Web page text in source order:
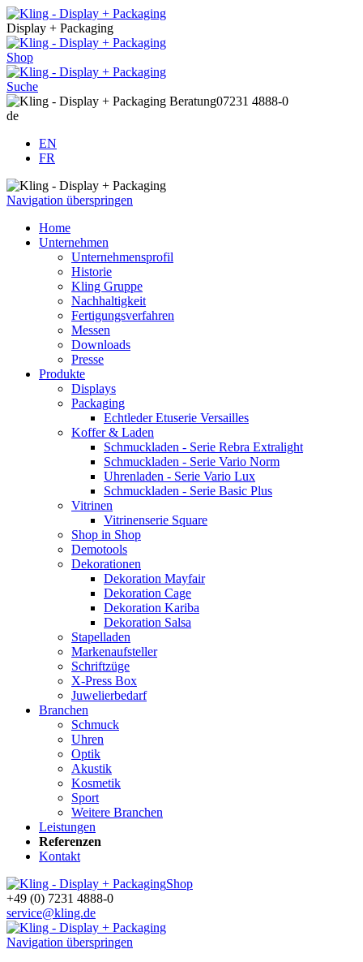
Display + Packaging
Shop
Suche
Beratung07231 4888-0
de
EN
FR
Navigation überspringen
Home
Unternehmen
Unternehmensprofil
Historie
Kling Gruppe
Nachhaltigkeit
Fertigungsverfahren
Messen
Downloads
Presse
Produkte
Displays
Packaging
Echtleder Etuserie Versailles
Koffer & Laden
Schmuckladen - Serie Rebra Extralight
Schmuckladen - Serie Vario Norm
Uhrenladen - Serie Vario Lux
Schmuckladen - Serie Basic Plus
Vitrinen
Vitrinenserie Square
Shop in Shop
Demotools
Dekorationen
Dekoration Mayfair
Dekoration Cage
Dekoration Kariba
Dekoration Salsa
Stapelladen
Markenaufsteller
Schriftzüge
X-Press Box
Juwelierbedarf
Branchen
Schmuck
Uhren
Optik
Akustik
Kosmetik
Sport
Weitere Branchen
Leistungen
Referenzen
Kontakt
Shop
+49 (0) 7231 4888-0
service@kling.de
Navigation überspringen